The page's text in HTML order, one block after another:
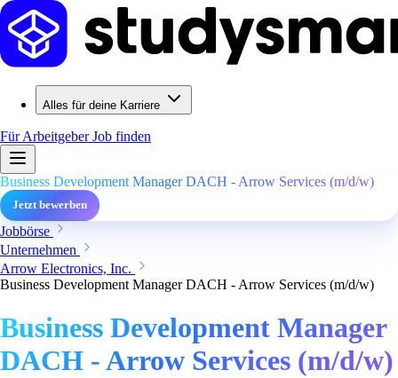
Alles für deine Karriere
Für ArbeitgeberJob finden
Business Development Manager DACH - Arrow Services (m/d/w)
Jetzt bewerben
Jobbörse
Unternehmen
Arrow Electronics, Inc.
Business Development Manager DACH - Arrow Services (m/d/w)
Business Development Manager
DACH - Arrow Services (m/d/w)